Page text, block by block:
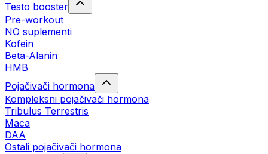
Testo booster
Pre-workout
NO suplementi
Kofein
Beta-Alanin
HMB
Pojačivači hormona
Kompleksni pojačivači hormona
Tribulus Terrestris
Maca
DAA
Ostali pojačivači hormona